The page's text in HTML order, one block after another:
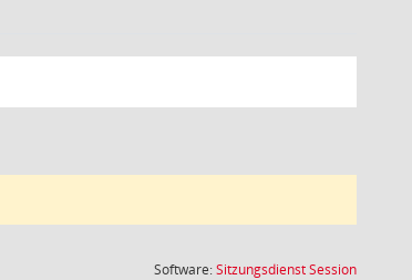
Software:SitzungsdienstSession(Wird in